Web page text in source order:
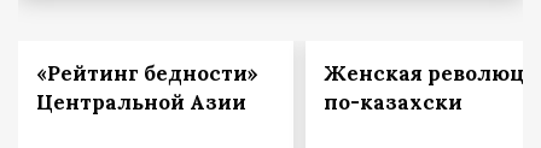
«Рейтинг бедности»
Центральной Азии
Женская
по-казахски